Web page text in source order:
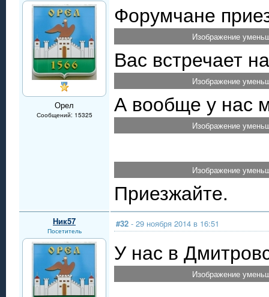
Орел
Сообщений: 15325
Форумчане
Изображение
Вас встречает
Изображение
А вообще у нас
Изображение
Изображение
Приезжайте.
Ник57
Посетитель
#32 - 29 ноября 2014 в 16:51
У нас в
Изображение